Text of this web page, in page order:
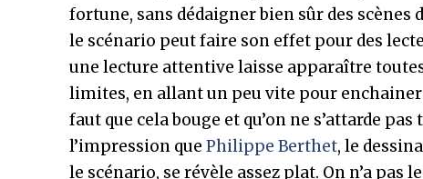
fortune, sans dédaigner bien sûr des scènes
le scénario peut faire son effet pour des
une lecture attentive laisse apparaître
limites, en allant un peu vite pour
faut que cela bouge et qu’on ne s’attarde
l’impression que Philippe Berthet, le
le scénario, se révèle assez plat. On n’a pas